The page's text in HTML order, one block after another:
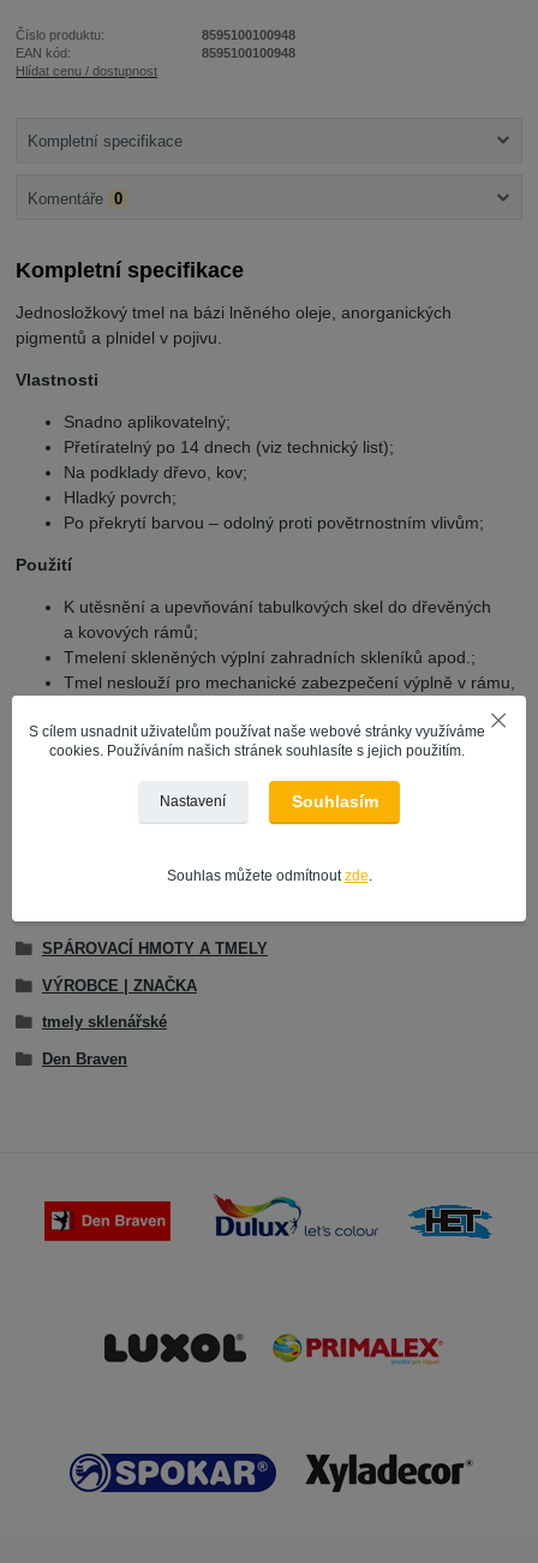
Číslo produktu:
8595100100948
EAN kód:
8595100100948
Hlídat cenu / dostupnost
Kompletní specifikace
Komentáře 0
Kompletní specifikace
Jednosložkový tmel na bázi lněného oleje, anorganických
pigmentů a plnidel v pojivu.
Vlastnosti
Snadno aplikovatelný;
Přetíratelný po 14 dnech (viz technický list);
Na podklady dřevo, kov;
Hladký povrch;
Po překrytí barvou – odolný proti povětrnostním vlivům;
Použití
K utěsnění a upevňování tabulkových skel do dřevěných
a kovových rámů;
Tmelení skleněných výplní zahradních skleníků apod.;
Tmel neslouží pro mechanické zabezpečení výplně v rámu,
(kovové);
SPÁROVACÍ HMOTY A TMELY
VÝROBCE | ZNAČKA
tmely sklenářské
Den Braven
S cílem usnadnit uživatelům používat naše webové stránky využíváme
cookies. Používáním našich stránek souhlasíte s jejich použitím.
Nastavení Souhlasím
Souhlas můžete odmítnout zde